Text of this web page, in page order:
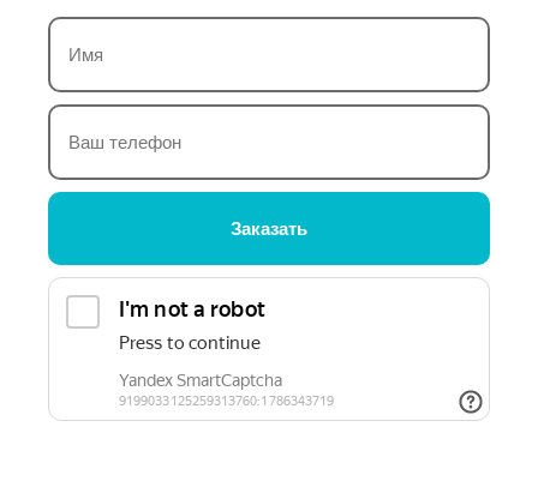
Заказать